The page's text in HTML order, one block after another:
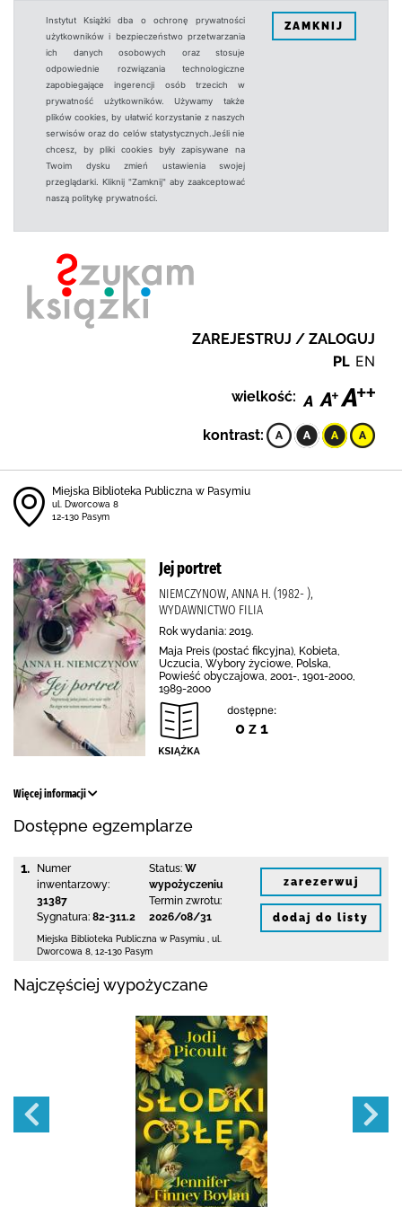
Instytut Książki dba o ochronę prywatności
użytkowników i bezpieczeństwo przetwarzania
ich danych osobowych oraz stosuje
odpowiednie rozwiązania technologiczne
zapobiegające ingerencji osób trzecich w
prywatność użytkowników. Używamy także
plików cookies, by ułatwić korzystanie z naszych
serwisów oraz do celów statystycznych.Jeśli nie
chcesz, by pliki cookies były zapisywane na
Twoim dysku zmień ustawienia swojej
przeglądarki. Kliknij "Zamknij" aby zaakceptować
naszą politykę prywatności.
ZAMKNIJ
ZAREJESTRUJ / ZALOGUJ
PL EN
wielkość:
kontrast:
Miejska Biblioteka Publiczna w Pasymiu
ul. Dworcowa 8
12-130 Pasym
Jej portret
NIEMCZYNOW, ANNA H. (1982- ),
WYDAWNICTWO FILIA
Rok wydania: 2019.
Maja Preis (postać fikcyjna), Kobieta,
Uczucia, Wybory życiowe, Polska,
Powieść obyczajowa, 2001-, 1901-2000,
1989-2000
dostępne:
0 z 1
Więcej informacji
Dostępne egzemplarze
1.
Numer
inwentarzowy:
31387
Sygnatura: 82-311.2
Status: W
wypożyczeniu
Termin zwrotu:
2026/08/31
Miejska Biblioteka Publiczna w Pasymiu
ul.
Dworcowa 8 12-130 Pasym
zarezerwuj
dodaj do listy
Najczęściej wypożyczane